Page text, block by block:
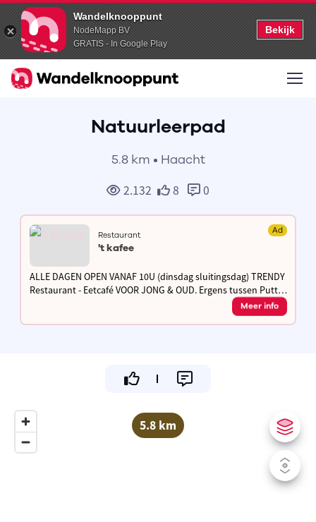
Wandelknooppunt
NodeMapp BV
GRATIS - In Google Play
Bekijk
Natuurleerpad
5.8 km • Haacht
2.132 8 0
Restaurant Ad
't kafee
ALLE DAGEN OPEN VANAF 10U (dinsdag sluitingsdag) TRENDY
Restaurant - Eetcafé VOOR JONG & OUD. Ergens tussen Putte
en Beerzel ligt 't Kafee, waar je rustig iets kan eten en drinken.
Meer info
5.8 km